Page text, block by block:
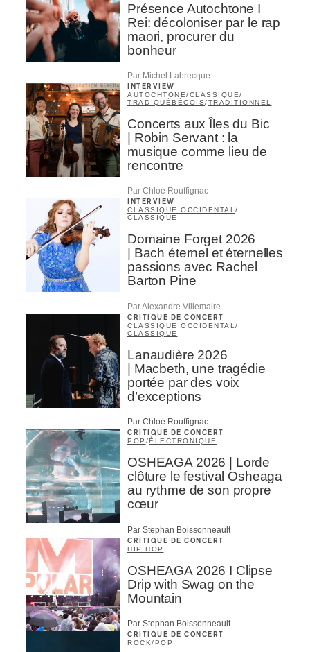
Présence Autochtone I
Rei: décoloniser par le rap
maori, procurer du
bonheur
Par Michel Labrecque
INTERVIEW
AUTOCHTONE/CLASSIQUE/
TRAD QUÉBÉCOIS/TRADITIONNEL
Concerts aux Îles du Bic
| Robin Servant : la
musique comme lieu de
rencontre
Par Chloé Rouffignac
INTERVIEW
CLASSIQUE OCCIDENTAL/
CLASSIQUE
Domaine Forget 2026
| Bach éternel et éternelles
passions avec Rachel
Barton Pine
Par Alexandre Villemaire
CRITIQUE DE CONCERT
CLASSIQUE OCCIDENTAL /
CLASSIQUE
Lanaudière 2026
| Macbeth, une tragédie
portée par des voix
d’exceptions
Par Chloé Rouffignac
CRITIQUE DE CONCERT
POP /ÉLECTRONIQUE
OSHEAGA 2026 | Lorde
clôture le festival Osheaga
au rythme de son propre
cœur
Par Stephan Boissonneault
CRITIQUE DE CONCERT
HIP HOP
OSHEAGA 2026 I Clipse
Drip with Swag on the
Mountain
Par Stephan Boissonneault
CRITIQUE DE CONCERT
ROCK/POP